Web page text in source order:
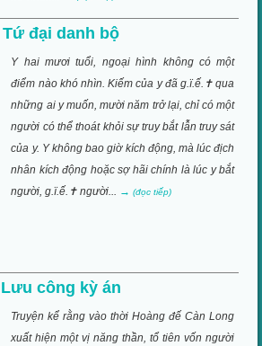
Tứ đại danh bộ
Y hai mươi tuổi, ngoại hình không có một
điểm nào khó nhìn. Kiếm của y đã g.ï.ế.✝ qua
những ai y muốn, mười năm trở lại, chỉ có một
người có thể thoát khỏi sự truy bắt lẫn truy sát
của y. Y không bao giờ kích động, mà lúc địch
nhân kích động hoặc sợ hãi chính là lúc y bắt
người, g.ï.ế.✝ người... →(đọc tiếp)
Lưu công kỳ án
Truyện kể rằng vào thời Hoàng đế Càn Long
xuất hiện một vị năng thần, tổ tiên vốn người